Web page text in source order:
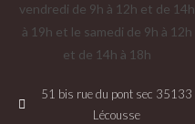
vendredi de 9h à 12h et de 14h
à 19h et le samedi de 9h à 12h
et de 14h à 18h
51 bis rue du pont sec 35133
Lécousse